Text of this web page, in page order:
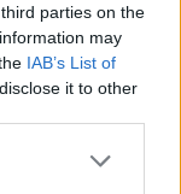
parties on the
may
IAB’s List of
it to other
more Google